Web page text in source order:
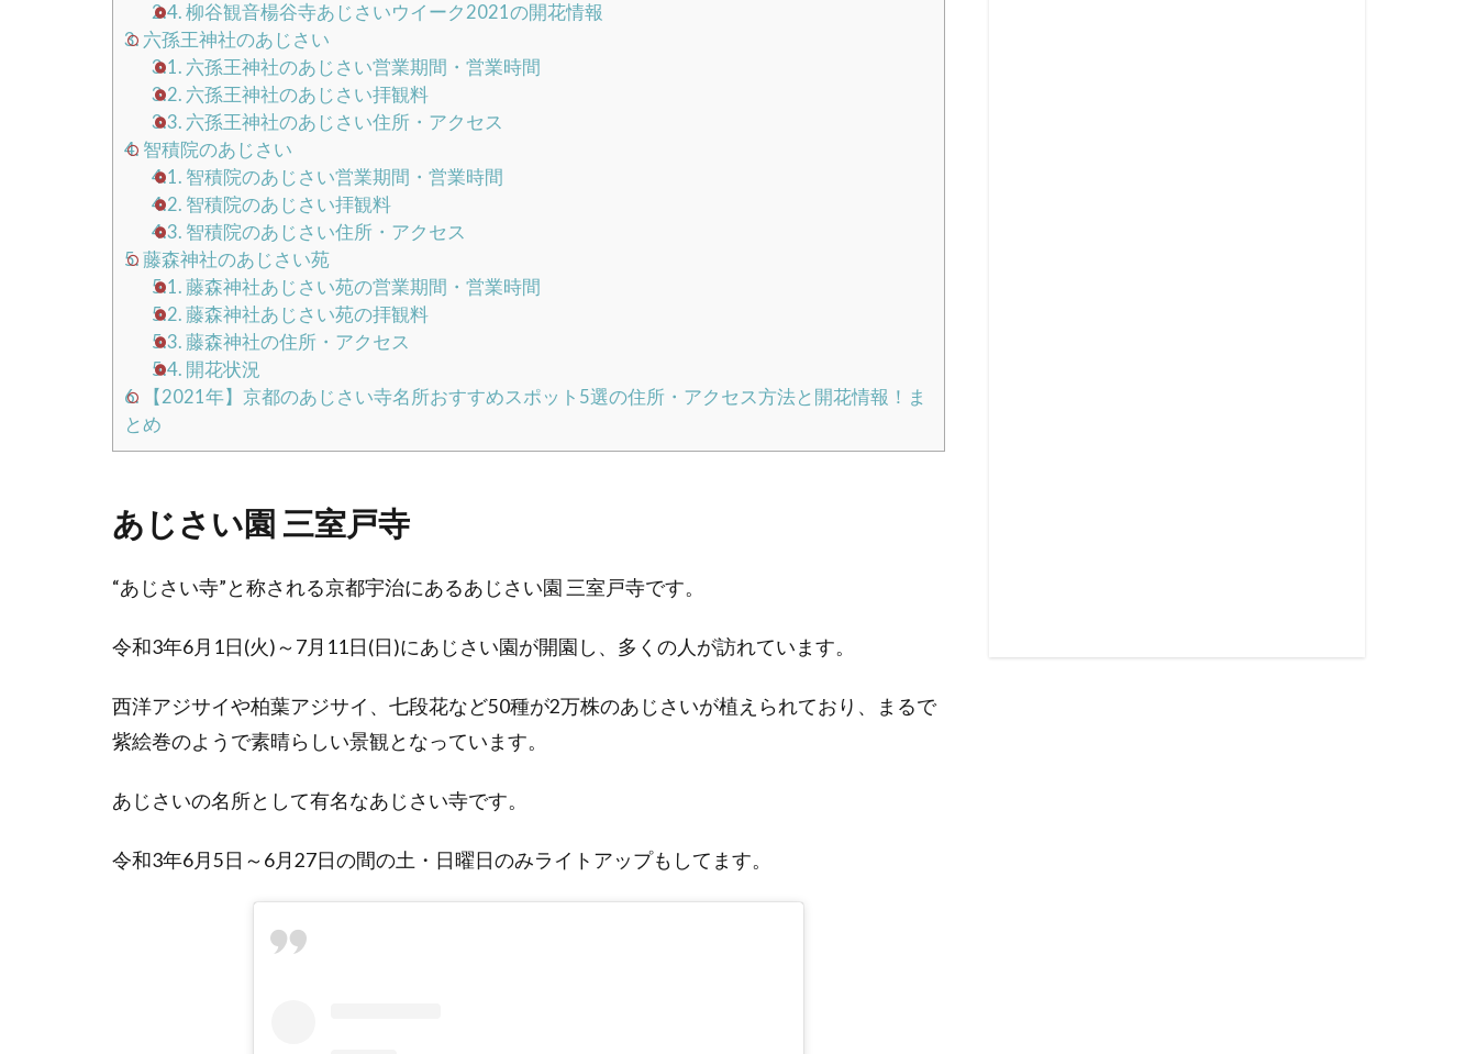
2.4. 柳谷観音楊谷寺あじさいウイーク2021の開花情報
3. 六孫王神社のあじさい
3.1. 六孫王神社のあじさい営業期間・営業時間
3.2. 六孫王神社のあじさい拝観料
3.3. 六孫王神社のあじさい住所・アクセス
4. 智積院のあじさい
4.1. 智積院のあじさい営業期間・営業時間
4.2. 智積院のあじさい拝観料
4.3. 智積院のあじさい住所・アクセス
5. 藤森神社のあじさい苑
5.1. 藤森神社あじさい苑の営業期間・営業時間
5.2. 藤森神社あじさい苑の拝観料
5.3. 藤森神社の住所・アクセス
5.4. 開花状況
6. 【2021年】京都のあじさい寺名所おすすめスポット5選の住所・アクセス方法と開花情報！ま
とめ
あじさい園 三室戸寺
“あじさい寺”と称される京都宇治にあるあじさい園 三室戸寺です。
令和3年6月1日(火)～7月11日(日)にあじさい園が開園し、多くの人が訪れています。
西洋アジサイや柏葉アジサイ、七段花など50種が2万株のあじさいが植えられており、まるで
紫絵巻のようで素晴らしい景観となっています。
あじさいの名所として有名なあじさい寺です。
令和3年6月5日～6月27日の間の土・日曜日のみライトアップもしてます。